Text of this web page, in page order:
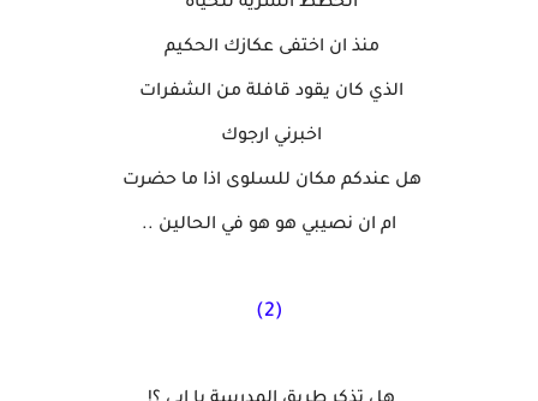
منذ ان اختفى عكازك الحكيم
الذي كان يقود قافلة من الشفرات
اخبرني ارجوك
هل عندكم مكان للسلوى اذا ما حضرت
ام ان نصيبي هو هو في الحالين ..
(2)